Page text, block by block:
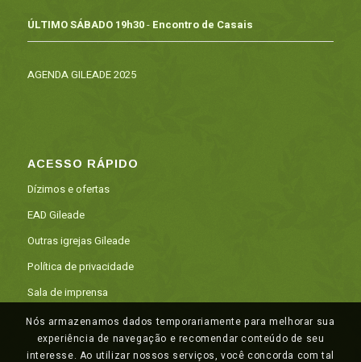
ÚLTIMO SÁBADO 19h30- Encontro de Casais
AGENDA GILEADE 2025
ACESSO RÁPIDO
Dízimos e ofertas
EAD Gileade
Outras igrejas Gileade
Política de privacidade
Sala de imprensa
Nós armazenamos dados temporariamente para melhorar sua
experiência de navegação e recomendar conteúdo de seu
interesse. Ao utilizar nossos serviços, você concorda com tal